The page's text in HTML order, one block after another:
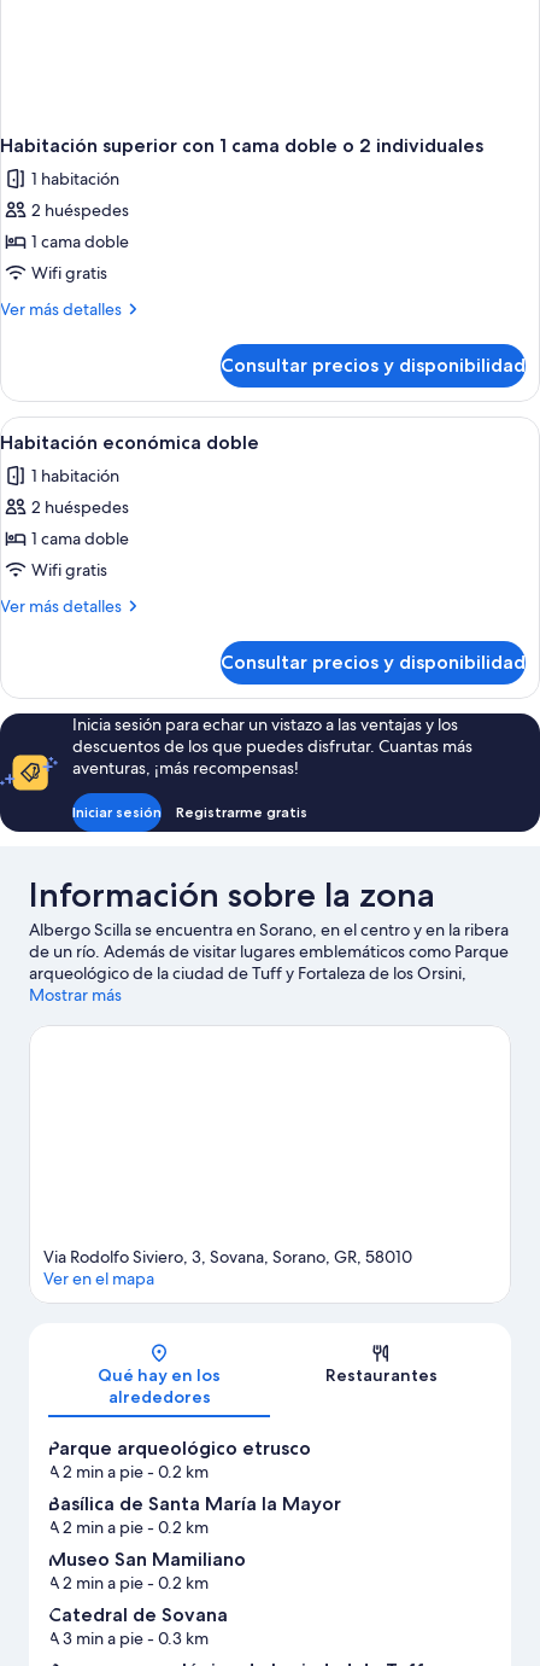
Habitación superior con 1 cama doble o 2 individuales
1 habitación
2 huéspedes
1 cama doble
Wifi gratis
Ver más detalles
Más
superior
con
1
doble
o
individuales
Consultar precios y disponibilidad
Abrir
todas
las
fotos
de
Habitación
económica
Un dormitorio con una cama, una
5
Habitación económica doble
1 habitación
2 huéspedes
1 cama doble
Wifi gratis
Ver más detalles
Más
económica
doble
Consultar precios y disponibilidad
Inicia sesión para echar un vistazo a las ventajas y los
descuentos de los que puedes disfrutar. Cuantas más
aventuras, ¡más recompensas!
Iniciar sesión Registrarme gratis
Información sobre la zona
Albergo Scilla se encuentra en Sorano, en el centro y en la ribera
de un río. Además de visitar lugares emblemáticos como Parque
arqueológico de la ciudad de Tuff y Fortaleza de los Orsini,
puedes darle un toque más activo a tus vacaciones en Termas
Occhipinti también merecen la pena.
Mostrar más
Via Rodolfo Siviero, 3, Sovana, Sorano, GR, 58010
Ver en el mapa
Qué hay en los
alrededores
Restaurantes
Parque arqueológico etrusco
A 2 min a pie- 0.2 km
Basílica de Santa María la Mayor
A 2 min a pie- 0.2 km
Museo San Mamiliano
A 2 min a pie- 0.2 km
Catedral de Sovana
A 3 min a pie- 0.3 km